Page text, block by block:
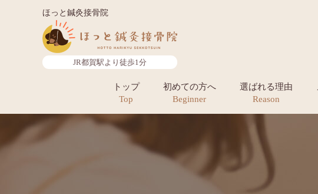
ほっと鍼灸接骨院
JR都賀駅より徒歩1分
トップ
Top
初めての方へ
Beginner
選ばれる理由
Reason